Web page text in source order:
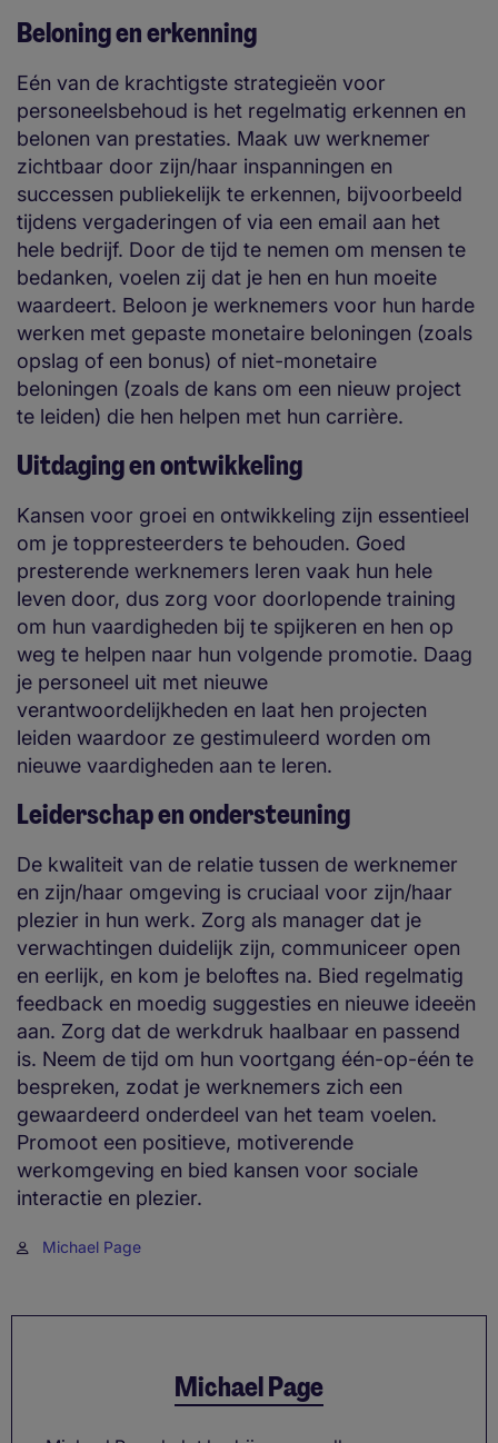
Beloning en erkenning
Eén van de krachtigste strategieën voor
personeelsbehoud is het regelmatig erkennen en
belonen van prestaties. Maak uw werknemer
zichtbaar door zijn/haar inspanningen en
successen publiekelijk te erkennen, bijvoorbeeld
tijdens vergaderingen of via een email aan het
hele bedrijf. Door de tijd te nemen om mensen te
bedanken, voelen zij dat je hen en hun moeite
waardeert. Beloon je werknemers voor hun harde
werken met gepaste monetaire beloningen (zoals
opslag of een bonus) of niet-monetaire
beloningen (zoals de kans om een nieuw project
te leiden) die hen helpen met hun carrière.
Uitdaging en ontwikkeling
Kansen voor groei en ontwikkeling zijn essentieel
om je toppresteerders te behouden. Goed
presterende werknemers leren vaak hun hele
leven door, dus zorg voor doorlopende training
om hun vaardigheden bij te spijkeren en hen op
weg te helpen naar hun volgende promotie. Daag
je personeel uit met nieuwe
verantwoordelijkheden en laat hen projecten
leiden waardoor ze gestimuleerd worden om
nieuwe vaardigheden aan te leren.
Leiderschap en ondersteuning
De kwaliteit van de relatie tussen de werknemer
en zijn/haar omgeving is cruciaal voor zijn/haar
plezier in hun werk. Zorg als manager dat je
verwachtingen duidelijk zijn, communiceer open
en eerlijk, en kom je beloftes na. Bied regelmatig
feedback en moedig suggesties en nieuwe ideeën
aan. Zorg dat de werkdruk haalbaar en passend
is. Neem de tijd om hun voortgang één-op-één te
bespreken, zodat je werknemers zich een
gewaardeerd onderdeel van het team voelen.
Promoot een positieve, motiverende
werkomgeving en bied kansen voor sociale
interactie en plezier.
Michael Page
Michael Page